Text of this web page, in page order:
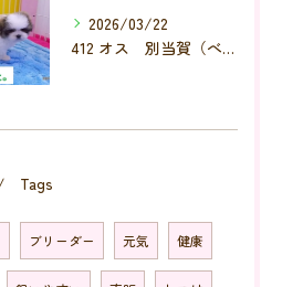
2026/03/22
412 オス 別当賀（べっとが）
Tags
ブリーダー 元気 健康